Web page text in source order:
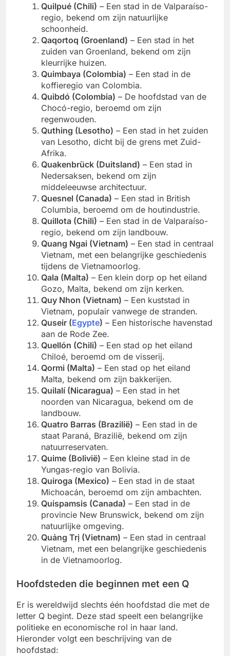
Quilpué (Chili) – Een stad in de Valparaíso-
regio, bekend om zijn natuurlijke
schoonheid.
Qaqortoq (Groenland) – Een stad in het
zuiden van Groenland, bekend om zijn
kleurrijke huizen.
Quimbaya (Colombia) – Een stad in de
koffieregio van Colombia.
Quibdó (Colombia) – De hoofdstad van de
Chocó-regio, beroemd om zijn
regenwouden.
Quthing (Lesotho) – Een stad in het zuiden
van Lesotho, dicht bij de grens met Zuid-
Afrika.
Quakenbrück (Duitsland) – Een stad in
Nedersaksen, bekend om zijn
middeleeuwse architectuur.
Quesnel (Canada) – Een stad in British
Columbia, beroemd om de houtindustrie.
Quillota (Chili) – Een stad in de Valparaíso-
regio, bekend om zijn landbouw.
Quang Ngai (Vietnam) – Een stad in centraal
Vietnam, met een belangrijke geschiedenis
tijdens de Vietnamoorlog.
Qala (Malta) – Een klein dorp op het eiland
Gozo, Malta, bekend om zijn kerken.
Quy Nhon (Vietnam) – Een kuststad in
Vietnam, populair vanwege de stranden.
Quseir (Egypte) – Een historische havenstad
aan de Rode Zee.
Quellón (Chili) – Een stad op het eiland
Chiloé, beroemd om de visserij.
Qormi (Malta) – Een stad op het eiland
Malta, bekend om zijn bakkerijen.
Quilalí (Nicaragua) – Een stad in het
noorden van Nicaragua, bekend om de
landbouw.
Quatro Barras (Brazilië) – Een stad in de
staat Paraná, Brazilië, bekend om zijn
natuurreservaten.
Quime (Bolivië) – Een kleine stad in de
Yungas-regio van Bolivia.
Quiroga (Mexico) – Een stad in de staat
Michoacán, beroemd om zijn ambachten.
Quispamsis (Canada) – Een stad in de
provincie New Brunswick, bekend om zijn
natuurlijke omgeving.
Quảng Trị (Vietnam) – Een stad in centraal
Vietnam, met een belangrijke geschiedenis
in de Vietnamoorlog.
Hoofdsteden die beginnen met een Q
Er is wereldwijd slechts één hoofdstad die met de
letter Q begint. Deze stad speelt een belangrijke
politieke en economische rol in haar land.
Hieronder volgt een beschrijving van de
hoofdstad: